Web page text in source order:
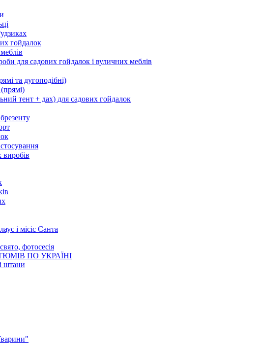
гойдалок
для садових гойдалок і вуличних меблів
та дугоподібні)
тент + дах) для садових гойдалок
виробів
і місіс Санта
фотосесія
ПО УКРАЇНІ
штани